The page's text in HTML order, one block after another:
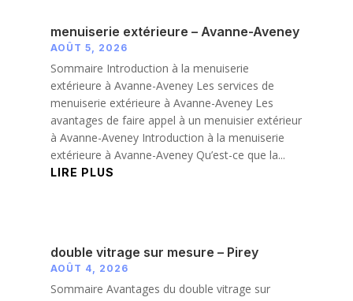
menuiserie extérieure – Avanne-Aveney
AOÛT 5, 2026
Sommaire Introduction à la menuiserie
extérieure à Avanne-Aveney Les services de
menuiserie extérieure à Avanne-Aveney Les
avantages de faire appel à un menuisier extérieur
à Avanne-Aveney Introduction à la menuiserie
extérieure à Avanne-Aveney Qu’est-ce que la...
LIRE PLUS
double vitrage sur mesure – Pirey
AOÛT 4, 2026
Sommaire Avantages du double vitrage sur